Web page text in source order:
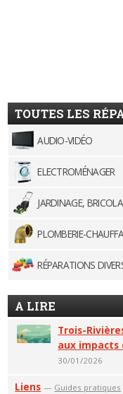
TOUTES LES
AUDIO-VIDÉO
ELECTROMÉNAGER
JARDINAGE,
PLOMBERIE-
RÉPARATIONS
A LIRE
Trois-
aux impacts
30/01/2026
Liens — Guides pratiques